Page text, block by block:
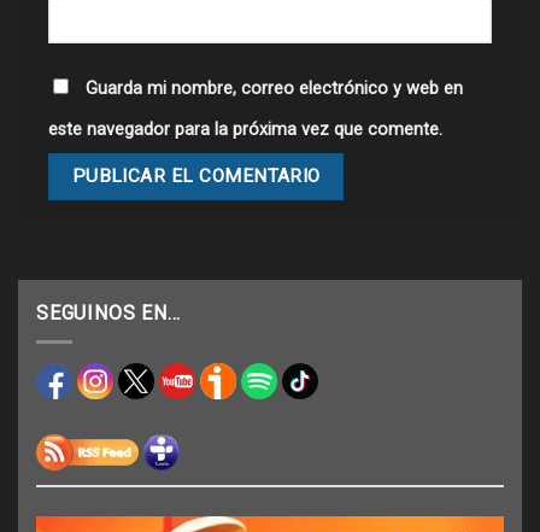
Guarda mi nombre, correo electrónico y web en
este navegador para la próxima vez que comente.
SEGUINOS EN…